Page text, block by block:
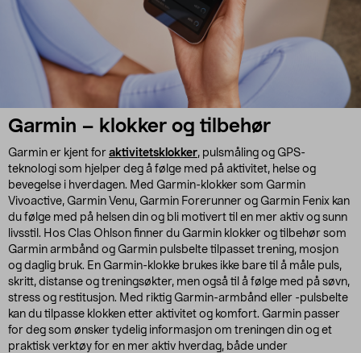
Garmin – klokker og tilbehør
Garmin er kjent for aktivitetsklokker, pulsmåling og GPS-
teknologi som hjelper deg å følge med på aktivitet, helse og
bevegelse i hverdagen. Med Garmin-klokker som Garmin
Vivoactive, Garmin Venu, Garmin Forerunner og Garmin Fenix kan
du følge med på helsen din og bli motivert til en mer aktiv og sunn
livsstil. Hos Clas Ohlson finner du Garmin klokker og tilbehør som
Garmin armbånd og Garmin pulsbelte tilpasset trening, mosjon
og daglig bruk. En Garmin-klokke brukes ikke bare til å måle puls,
skritt, distanse og treningsøkter, men også til å følge med på søvn,
stress og restitusjon. Med riktig Garmin-armbånd eller -pulsbelte
kan du tilpasse klokken etter aktivitet og komfort. Garmin passer
for deg som ønsker tydelig informasjon om treningen din og et
praktisk verktøy for en mer aktiv hverdag, både under